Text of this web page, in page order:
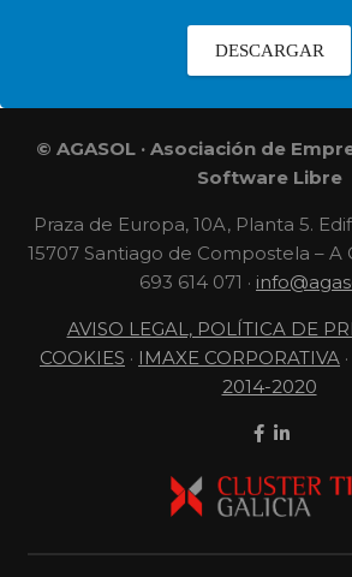
DESCARGAR
© AGASOL · Asociación de
Software Libre
Praza de Europa, 10A, Planta 5.
15707 Santiago de Compostela – A
693 614 071 ·
AVISO LEGAL, POLÍTICA DE
COOKIES · IMAXE CORPORATIVA ·
2014-2020